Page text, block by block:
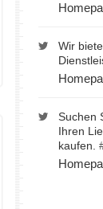
Wir
Suchen
Ihren
kaufen.